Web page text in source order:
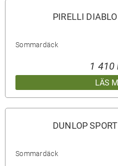
PIRELLI
Sommardäck
LÄS
1 410
DUNLOP
Sommardäck